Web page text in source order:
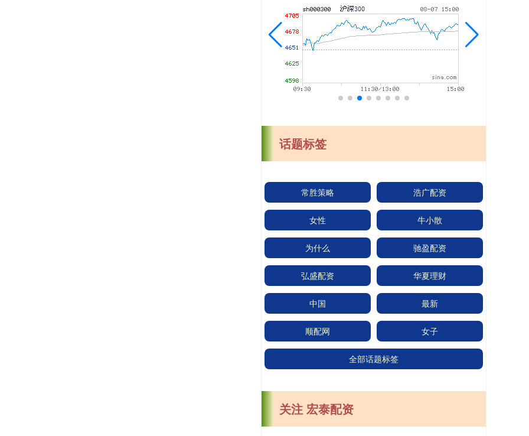
话题标签
常胜策略 浩广配资
女性 牛小散
为什么 驰盈配资
弘盛配资 华夏理财
中国 最新
顺配网 女子
全部话题标签
关注 宏泰配资